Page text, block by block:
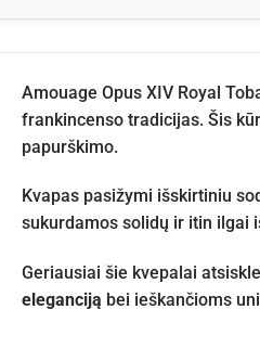
Amouage Opus XIV Royal
frankincenso tradicijas. Šis
papurškimo.
Kvapas pasižymi išskirtiniu
sukurdamos solidų ir itin ilgai
Geriausiai šie kvepalai
eleganciją bei ieškančioms